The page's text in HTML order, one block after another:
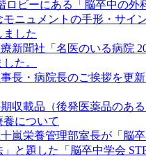
ロビーにある「脳卒中の外
モニュメントの手形・サイ
ました
新聞社「名医のいる病院
た。
長・病院長のご挨拶を更
収載品（後発医薬品のあ
について
嵐栄養管理部室長が「脳
」と題した「脳卒中学会